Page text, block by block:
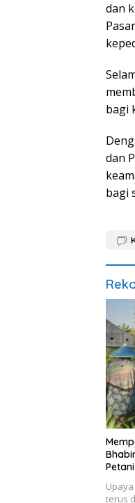
dan
bagi
dan
bagi
terus